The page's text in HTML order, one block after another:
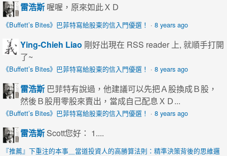
雷浩斯 喔喔，原來如此ＸＤ
《Buffett’s Bites》巴菲特寫給股東的信入門優選！ · 8 years ago
Ying-Chieh Liao 剛好出現在 RSS reader 上, 就順手打開
了~
《Buffett’s Bites》巴菲特寫給股東的信入門優選！ · 8 years ago
雷浩斯 巴菲特有說過，他建議可以先把Ａ股換成Ｂ股，
然後Ｂ股用零股來賣出，當成自己配息ＸＤ...
《Buffett’s Bites》巴菲特寫給股東的信入門優選！ · 8 years ago
雷浩斯 Scott您好： 1....
『推薦』下重注的本事＿當道投資人的高勝算法則：精準決策背後的思維邏